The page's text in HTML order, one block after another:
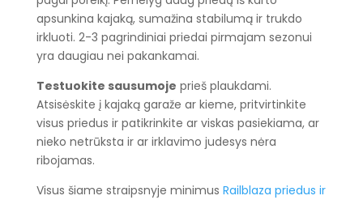
apsunkina kajaką, sumažina stabilumą ir trukdo
irkluoti. 2-3 pagrindiniai priedai pirmajam sezonui
yra daugiau nei pakankamai.
Testuokite sausumoje prieš plaukdami.
Atsisėskite į kajaką garaže ar kieme, pritvirtinkite
visus priedus ir patikrinkite ar viskas pasiekiama, ar
nieko netrūksta ir ar irklavimo judesys nėra
ribojamas.
Visus šiame straipsnyje minimus Railblaza priedus ir